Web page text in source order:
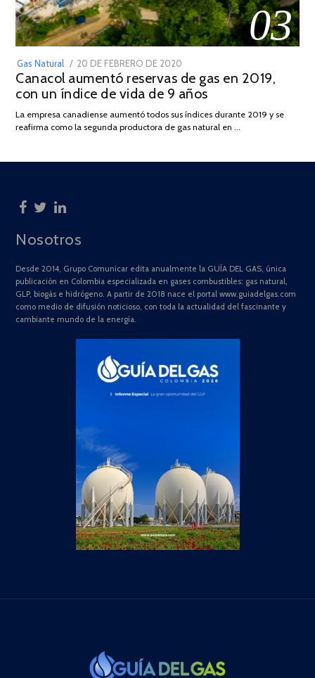
03
Gas Natural
POSTED
ON
20 DE FEBRERO DE 2020
DE
JULIO
2025
Canacol aumentó reservas de gas en 2019,
con un índice de vida de 9 años
La empresa canadiense aumentó todos sus índices durante 2019 y se
reafirma como la segunda productora de gas natural en …
Nosotros
Desde 2014, Grupo Comunicar edita anualmente la GUÍA DEL GAS, única
publicación en Colombia especializada en gases combustibles: gas natural,
GLP, biogás e hidrógeno. A partir de 2018 nace el portal www.guiadelgas.com
como medio de difusión noticioso, con toda la actualidad del fascinante y
cambiante mundo de la energía.